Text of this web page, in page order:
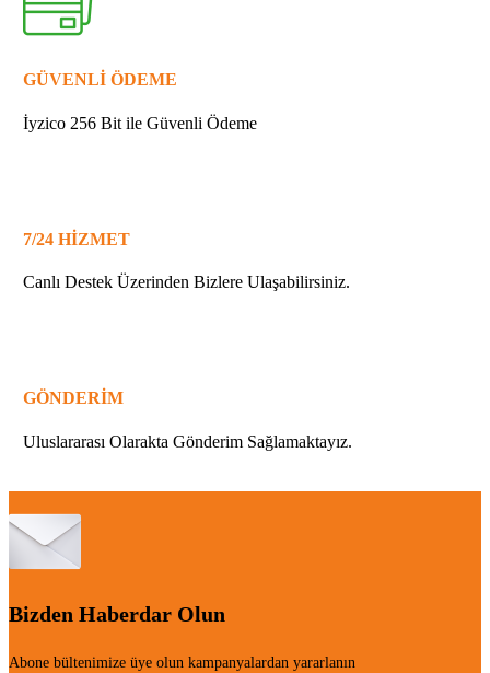
GÜVENLİ ÖDEME
İyzico 256 Bit ile Güvenli Ödeme
7/24 HİZMET
Canlı Destek Üzerinden Bizlere Ulaşabilirsiniz.
GÖNDERİM
Uluslararası Olarakta Gönderim Sağlamaktayız.
Bizden Haberdar Olun
Abone bültenimize üye olun kampanyalardan yararlanın